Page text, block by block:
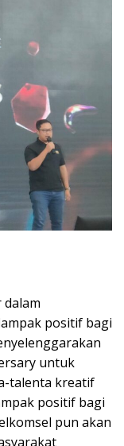
positif bagi
untuk
talenta kreatif
positif bagi
pun akan